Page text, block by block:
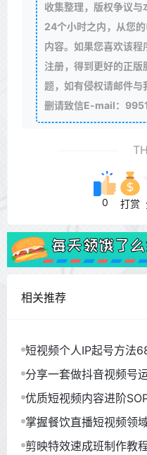
收集整理，版权争议
24个小时之内，从您
内容。如果您喜欢该
注册，得到更好的正版
题，如有侵权请邮件与
删请致信E-mail：
0 打赏
相关推荐
短视频个人IP起号方法
分享一套做抖音视频号
优质短视频内容进阶
掌握餐饮直播短视频领
剪映特效速成班制作教